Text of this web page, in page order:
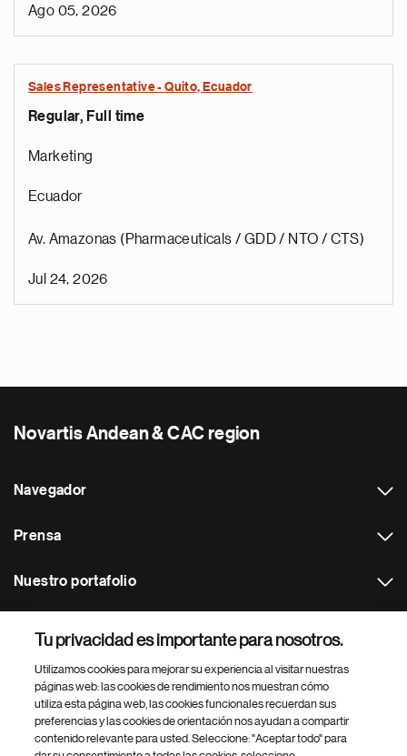
Ago 05, 2026
Sales Representative - Quito, Ecuador
Regular, Full time
Marketing
Ecuador
Av. Amazonas (Pharmaceuticals / GDD / NTO / CTS)
Jul 24, 2026
Novartis Andean & CAC region
Navegador
Prensa
Nuestro portafolio
Footer Site Search
Tu privacidad es importante para nosotros.
Utilizamos cookies para mejorar su experiencia al visitar nuestras
páginas web: las cookies de rendimiento nos muestran cómo
utiliza esta página web, las cookies funcionales recuerdan sus
preferencias y las cookies de orientación nos ayudan a compartir
contenido relevante para usted. Seleccione: "Aceptar todo" para